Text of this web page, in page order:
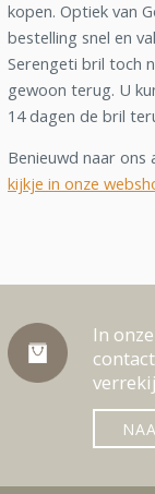
kopen. Optiek van
bestelling snel en
Serengeti bril toch
gewoon terug. U
14 dagen de bril
Benieuwd naar ons
kijkje in onze
In